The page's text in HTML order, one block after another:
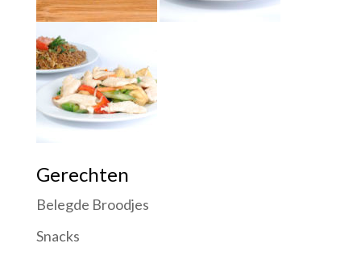
Gerechten
Belegde Broodjes
Snacks